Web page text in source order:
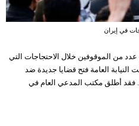
في إيران
من الموقوفين خلال الاحتجاجات التي
النيابة العامة فتح قضايا جديدة ضد
فقد أطلق مكتب المدعي العام في